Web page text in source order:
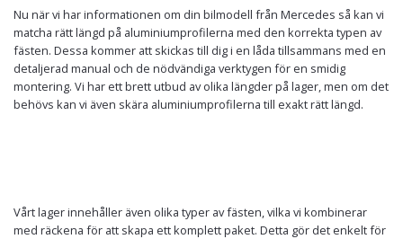
Nu när vi har informationen om din bilmodell från Mercedes så kan vi
matcha rätt längd på aluminiumprofilerna med den korrekta typen av
fästen. Dessa kommer att skickas till dig i en låda tillsammans med en
detaljerad manual och de nödvändiga verktygen för en smidig
montering. Vi har ett brett utbud av olika längder på lager, men om det
behövs kan vi även skära aluminiumprofilerna till exakt rätt längd.
Vårt lager innehåller även olika typer av fästen, vilka vi kombinerar
med räckena för att skapa ett komplett paket. Detta gör det enkelt för